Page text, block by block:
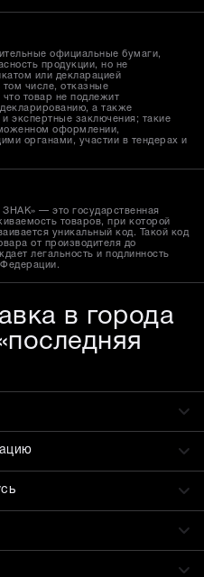
официальные бумаги,
продукции, но не
или декларацией
том числе, отказные
товар не подлежит
а также
экспертные заключения; такие
оформлении,
органами, участии в тендерах и
— это государственная
товаров, при которой
уникальный код. Такой код
от производителя до
легальность и подлинность
в города